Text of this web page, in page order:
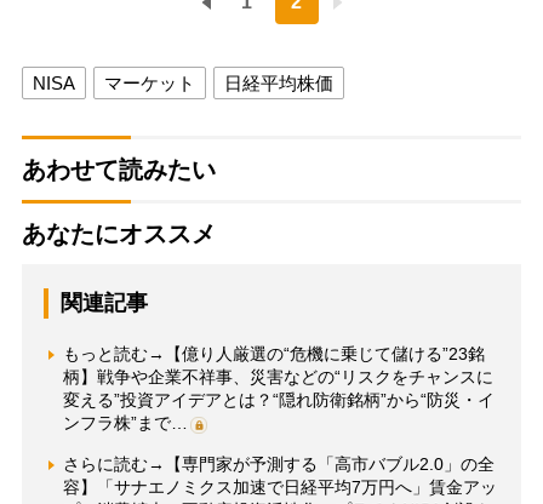
NISA マーケット 日経平均株価
あわせて読みたい
あなたにオススメ
関連記事
もっと読む→【億り人厳選の“危機に乗じて儲ける”23銘
柄】戦争や企業不祥事、災害などの“リスクをチャンスに
変える”投資アイデアとは？“隠れ防衛銘柄”から“防災・イ
ンフラ株”まで…
さらに読む→【専門家が予測する「高市バブル2.0」の全
容】「サナエノミクス加速で日経平均7万円へ」賃金アッ